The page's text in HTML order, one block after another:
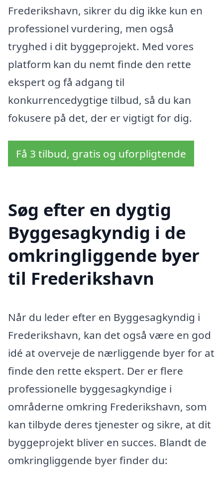
Frederikshavn, sikrer du dig ikke kun en
professionel vurdering, men også
tryghed i dit byggeprojekt. Med vores
platform kan du nemt finde den rette
ekspert og få adgang til
konkurrencedygtige tilbud, så du kan
fokusere på det, der er vigtigt for dig.
Få 3 tilbud, gratis og uforpligtende
Søg efter en dygtig
Byggesagkyndig i de
omkringliggende byer
til Frederikshavn
Når du leder efter en Byggesagkyndig i
Frederikshavn, kan det også være en god
idé at overveje de nærliggende byer for at
finde den rette ekspert. Der er flere
professionelle byggesagkyndige i
områderne omkring Frederikshavn, som
kan tilbyde deres tjenester og sikre, at dit
byggeprojekt bliver en succes. Blandt de
omkringliggende byer finder du: